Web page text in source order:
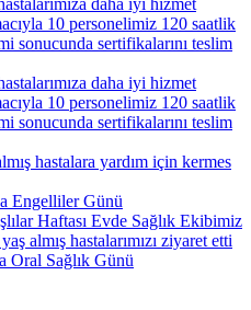
10 personelimiz 120 saatlik
sonucunda sertifikalarını teslim
daha iyi hizmet
10 personelimiz 120 saatlik
sonucunda sertifikalarını teslim
hastalara yardım için kermes
Engelliler Günü
Haftası Evde Sağlık Ekibimiz
yaş almış hastalarımızı ziyaret etti
Oral Sağlık Günü